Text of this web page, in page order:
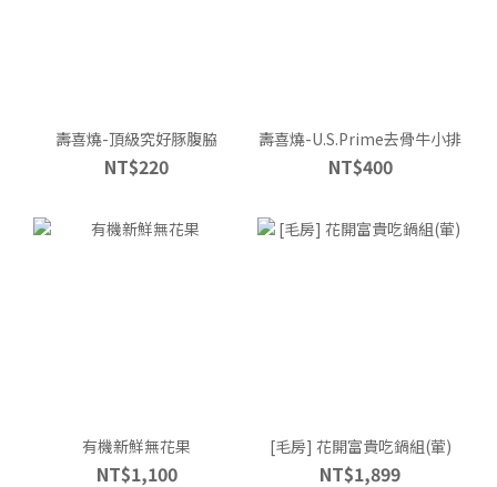
壽喜燒-頂級究好豚腹脇
NT$220
壽喜燒-U.S.Prime去骨牛小排
NT$400
有機新鮮無花果
NT$1,100
[毛房] 花開富貴吃鍋組(葷)
NT$1,899